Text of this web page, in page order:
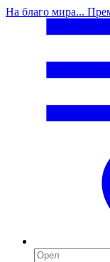
На благо мира...